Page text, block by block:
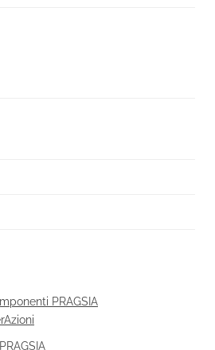
PRAGSIA